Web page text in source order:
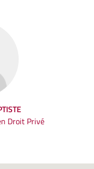
Droit Privé